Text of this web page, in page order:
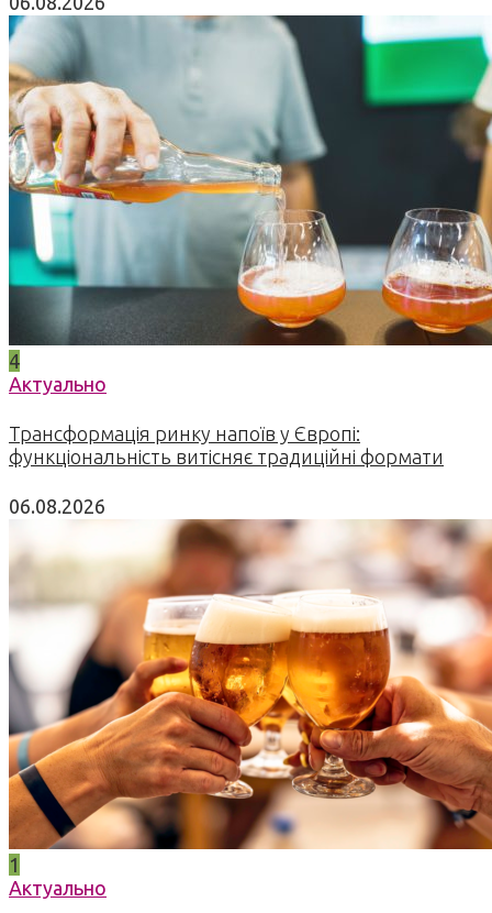
4
Актуально
Трансформація ринку напоїв у Європі:
функціональність витісняє традиційні формати
06.08.2026
1
Актуально